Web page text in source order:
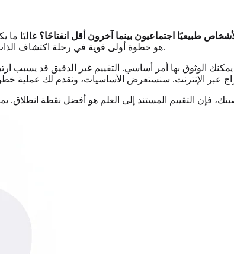
طبيعيًا اجتماعيون بينما آخرون أقل انفتاحًا؟ غالبًا
هو خطوة أولى قوية في رحلة اكتشاف الذات. يساعدك ذلك على التعامل مع العلاقات، اختيار مهن أفضل، والنمو الشخصي.
الوثوق بها أمر أساسي. التقييم غير الدقيق قد يسبب
فإن التقييم المستند إلى العلم هو أفضل نقطة انطلاق.